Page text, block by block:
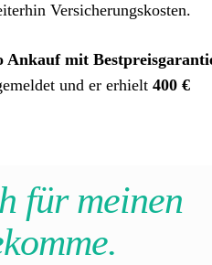
Versicherungskosten.
Ankauf mit
und er erhielt 400 €
für meinen